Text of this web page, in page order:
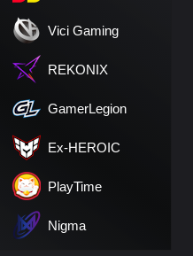
Vici Gaming
REKONIX
GamerLegion
Ex-HEROIC
PlayTime
Nigma